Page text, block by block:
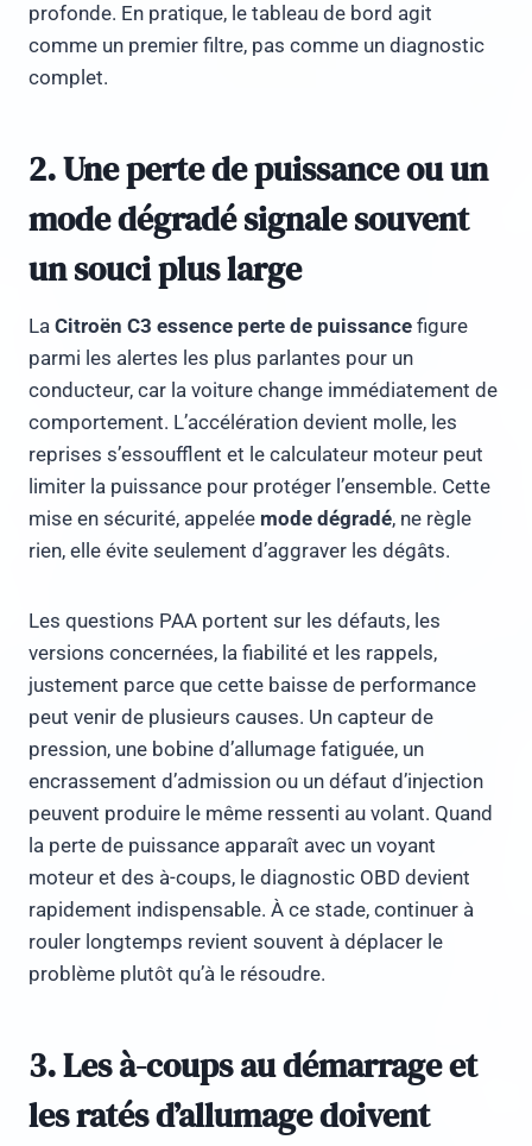
profonde. En pratique, le tableau de bord agit
comme un premier filtre, pas comme un diagnostic
complet.
2. Une perte de puissance ou un
mode dégradé signale souvent
un souci plus large
La Citroën C3 essence perte de puissance figure
parmi les alertes les plus parlantes pour un
conducteur, car la voiture change immédiatement de
comportement. L’accélération devient molle, les
reprises s’essoufflent et le calculateur moteur peut
limiter la puissance pour protéger l’ensemble. Cette
mise en sécurité, appelée mode dégradé, ne règle
rien, elle évite seulement d’aggraver les dégâts.
Les questions PAA portent sur les défauts, les
versions concernées, la fiabilité et les rappels,
justement parce que cette baisse de performance
peut venir de plusieurs causes. Un capteur de
pression, une bobine d’allumage fatiguée, un
encrassement d’admission ou un défaut d’injection
peuvent produire le même ressenti au volant. Quand
la perte de puissance apparaît avec un voyant
moteur et des à-coups, le diagnostic OBD devient
rapidement indispensable. À ce stade, continuer à
rouler longtemps revient souvent à déplacer le
problème plutôt qu’à le résoudre.
3. Les à-coups au démarrage et
les ratés d’allumage doivent